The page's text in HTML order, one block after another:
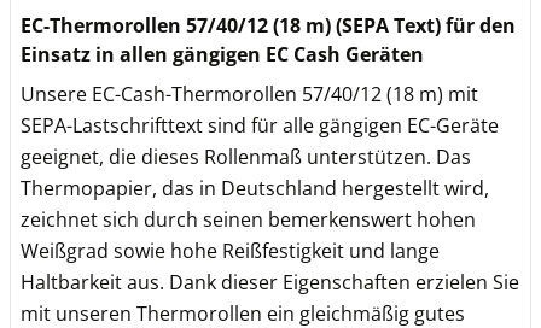
EC-Thermorollen 57/40/12 (18 m) (SEPA Text) für den
Einsatz in allen gängigen EC Cash Geräten
Unsere EC-Cash-Thermorollen 57/40/12 (18 m) mit
SEPA-Lastschrifttext sind für alle gängigen EC-Geräte
geeignet, die dieses Rollenmaß unterstützen. Das
Thermopapier, das in Deutschland hergestellt wird,
zeichnet sich durch seinen bemerkenswert hohen
Weißgrad sowie hohe Reißfestigkeit und lange
Haltbarkeit aus. Dank dieser Eigenschaften erzielen Sie
mit unseren Thermorollen ein gleichmäßig gutes